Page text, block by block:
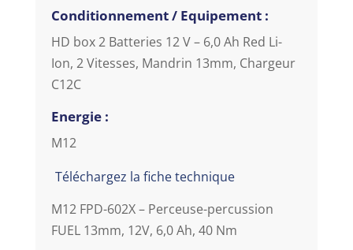
Conditionnement / Equipement :
HD box 2 Batteries 12 V – 6,0 Ah Red Li-
Ion, 2 Vitesses, Mandrin 13mm, Chargeur
C12C
Energie :
M12
Téléchargez la fiche technique
M12 FPD-602X – Perceuse-percussion
FUEL 13mm, 12V, 6,0 Ah, 40 Nm